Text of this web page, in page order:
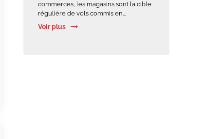
commerces, les magasins sont la cible
régulière de vols commis en...
Voir plus